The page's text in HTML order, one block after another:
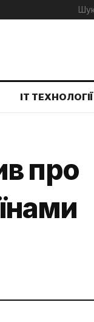
IT ТЕХНОЛОГІЇ
про